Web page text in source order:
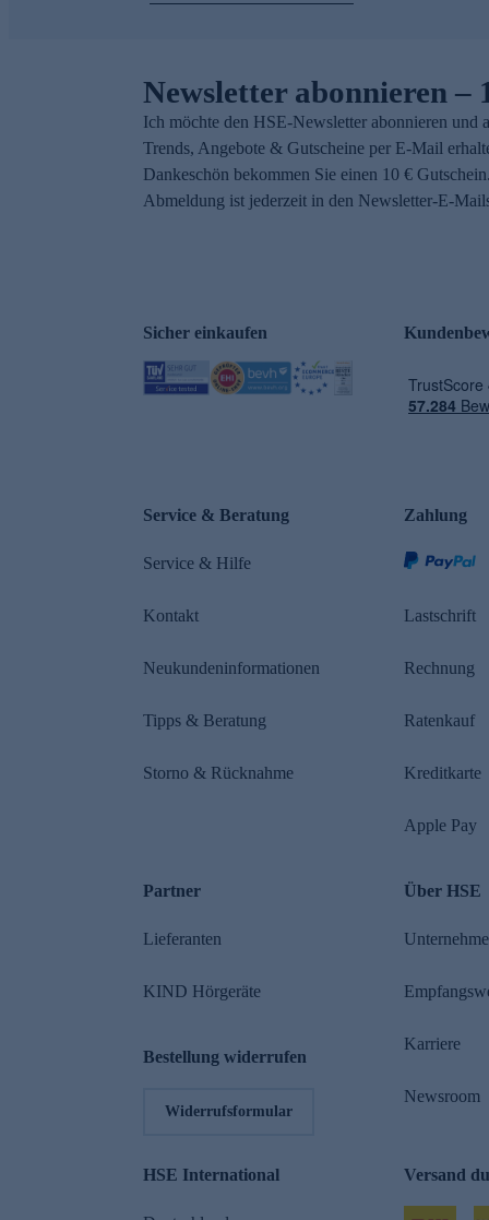
Newsletter abonnieren –
Ich möchte den HSE-Newsletter abonnieren und
Trends, Angebote & Gutscheine per E-Mail
Dankeschön bekommen Sie einen 10 €
Abmeldung ist jederzeit in den Newsletter-E-
Sicher einkaufen
Service & Beratung
Service & Hilfe
Kontakt
Neukundeninformationen
Tipps & Beratung
Storno & Rücknahme
Zahlung
Lastschrift
Rechnung
Ratenkauf
Kreditkarte
Apple Pay
Partner
Lieferanten
KIND Hörgeräte
Bestellung widerrufen
Widerrufsformular
Über HSE
Karriere
Newsroom
HSE International Versand